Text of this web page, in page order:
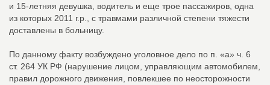
и 15-летняя девушка, водитель и еще трое пассажиров, одна
из которых 2011 г.р., с травмами различной степени тяжести
доставлены в больницу.
По данному факту возбуждено уголовное дело по п. «а» ч. 6
ст. 264 УК РФ (нарушение лицом, управляющим автомобилем,
правил дорожного движения, повлекшее по неосторожности